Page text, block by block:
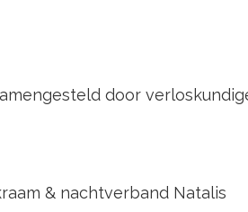
door
& nachtverband Natalis